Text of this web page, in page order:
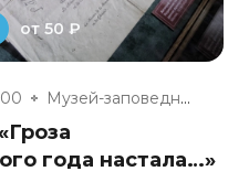
от 50 ₽
Музей-заповедник «Полотняный З...
года настала…»